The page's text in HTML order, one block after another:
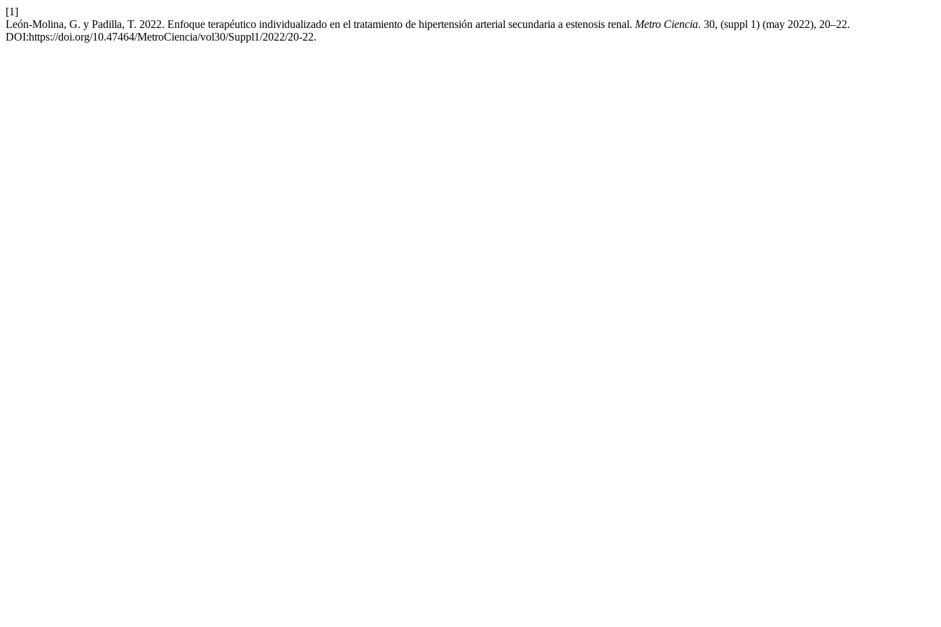
[1]
León-Molina, G. y Padilla, T. 2022. Enfoque terapéutico individualizado en el tratamiento de hipertensión arterial secundaria a estenosis renal. Metro Ciencia. 30, (suppl 1) (may 2022), 20–22.
DOI:https://doi.org/10.47464/MetroCiencia/vol30/Suppl1/2022/20-22.